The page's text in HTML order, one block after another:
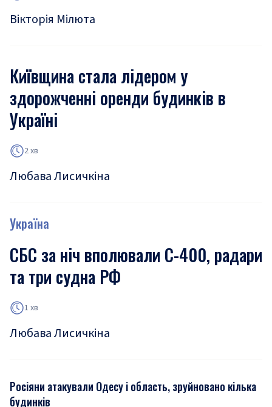
Вікторія Мілюта
Київщина стала лідером у
здорожченні оренди будинків в
Україні
2 хв
Любава Лисичкіна
Україна
СБС за ніч вполювали С-400, радари
та три судна РФ
1 хв
Любава Лисичкіна
Росіяни атакували Одесу і область, зруйновано кілька
будинків